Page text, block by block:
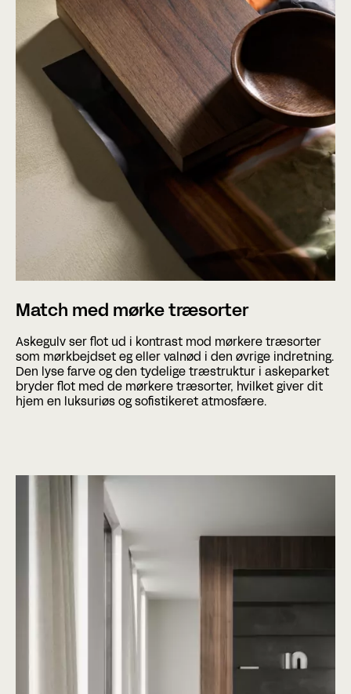
Match med mørke træsorter
Askegulv ser flot ud i kontrast mod mørkere træsorter
som mørkbejdset eg eller valnød i den øvrige indretning.
Den lyse farve og den tydelige træstruktur i askeparket
bryder flot med de mørkere træsorter, hvilket giver dit
hjem en luksuriøs og sofistikeret atmosfære.